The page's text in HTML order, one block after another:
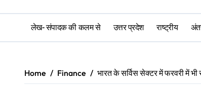
लेख- संपादक की कलम से उत्तर प्रदेश राष्ट्रीय
Home Finance भारत के सर्विस सेक्टर में फरवरी में भी